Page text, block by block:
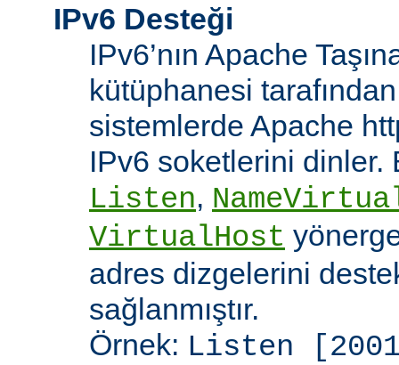
IPv6 Desteği
IPv6’nın Apache
kütüphanesi
sistemlerde Apache
IPv6 soketlerini dinler.
Listen,
VirtualHost
adres dizgelerini
sağlanmıştır.
Örnek: Listen